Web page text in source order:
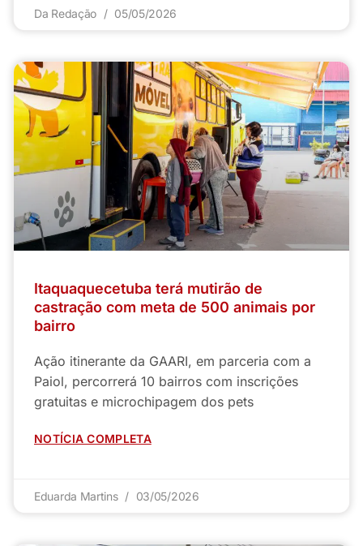
Da Redação 05/05/2026
Itaquaquecetuba terá mutirão de
castração com meta de 500 animais por
bairro
Ação itinerante da GAARI, em parceria com a
Paiol, percorrerá 10 bairros com inscrições
gratuitas e microchipagem dos pets
NOTÍCIA COMPLETA
Eduarda Martins 03/05/2026